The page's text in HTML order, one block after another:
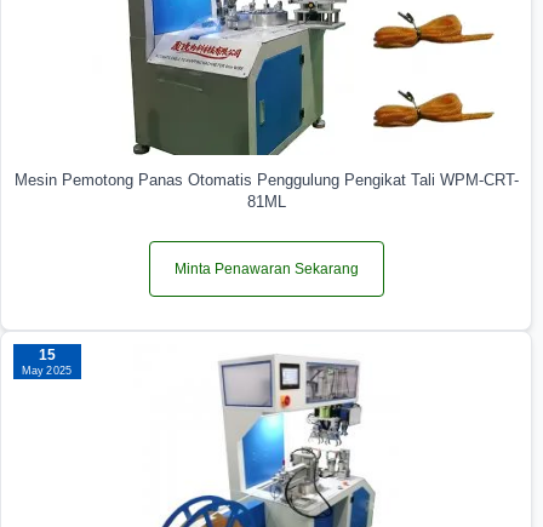
Mesin Pemotong Panas Otomatis Penggulung Pengikat Tali WPM-CRT-
81ML
Minta Penawaran Sekarang
15
May 2025